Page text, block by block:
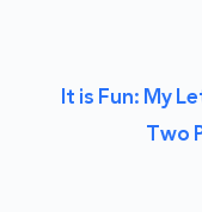
It is Fun: My
Two